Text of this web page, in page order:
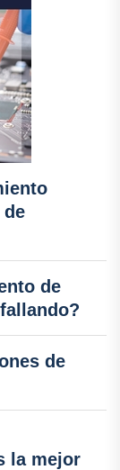
de
de
de
la mejor